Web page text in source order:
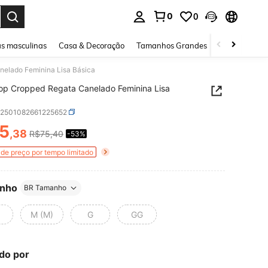
0 0
masculinas Casa & Decoração Tamanhos Grandes Joias e
Feminina Lisa Básica
Cropped Regata Canelado Feminina Lisa
AND AVAILABILITY
,38 R$75,40 -53%
preço por tempo limitado
BR Tamanho
M (M) G GG
por